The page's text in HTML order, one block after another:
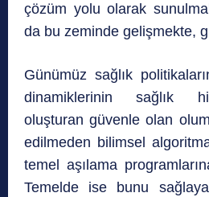
çözüm yolu olarak
da bu zeminde gelişmekte,
Günümüz sağlık
dinamiklerinin sağlık
oluşturan güvenle olan
edilmeden bilimsel
temel aşılama
Temelde ise bunu